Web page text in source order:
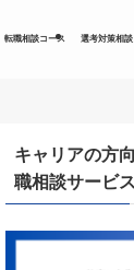
転職相談コース 選考対策相
キャリアの方
職相談サービス